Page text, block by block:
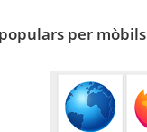
per mòbils